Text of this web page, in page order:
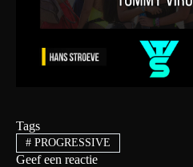
Tags
#PROGRESSIVE
Geef een reactie